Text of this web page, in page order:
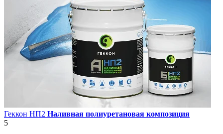
Геккон НП2 Наливная полиуретановая композиция
5